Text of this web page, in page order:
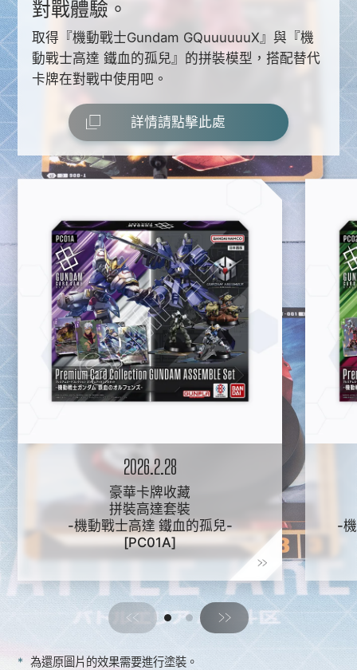
對戰體驗。
取得『機動戰士Gundam GQuuuuuuX』與『機
動戰士高達 鐵血的孤兒』的拼裝模型，搭配替代
卡牌在對戰中使用吧。
詳情請點擊此處
2026.2.28
豪華卡牌收藏
拼裝高達套裝
-機動戰士高達 鐵血的孤兒-
[PC01A]
-
為還原圖片的效果需要進行塗裝。